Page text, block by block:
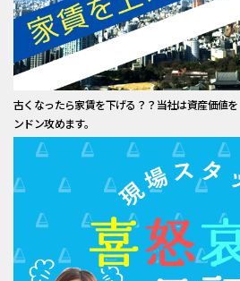
古くなったら家賃を下げる？？当社は資産価値
ンドン攻めます。